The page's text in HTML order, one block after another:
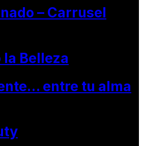
– Carrusel
Belleza
entre tu alma